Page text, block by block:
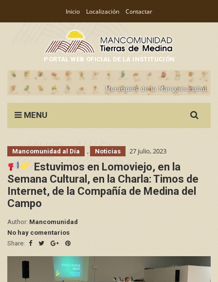
Inicio Localización Contactar
PORTAL WEB OFICIAL DE LA INSTITUCIÓN
MENU
for:
Mancomunidad al Día , Noticias 27 julio, 2023
Estuvimos en Lomoviejo, en la
Semana Cultural, en la Charla: Timos de
Internet, de la Compañía de Medina del
Campo
Author: Mancomunidad
No hay comentarios
Share: